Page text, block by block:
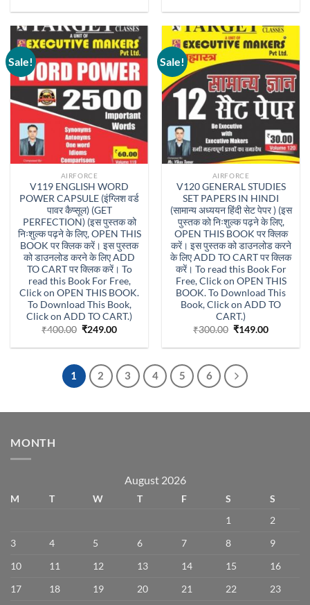
was:
is:
was:
is:
Sale!
AIRFORCE
V119 ENGLISH WORD
POWER CAPSULE (इंग्लिश वर्ड
पावर कैप्सूल) (GET
PERFECTION) (इस पुस्तक को
निःशुल्क पढ़ने के लिए, OPEN THIS
BOOK पर क्लिक करें। इस पुस्तक
को डाउनलोड करने के लिए ADD
TO CART पर क्लिक करें। To
read this Book For Free,
Click on OPEN THIS BOOK.
To Download This Book,
Click on ADD TO CART.)
₹400.00 Original
was:
₹249.00Current
is:
Sale!
AIRFORCE
V120 GENERAL STUDIES
SET PAPERS IN HINDI
(सामान्य अध्ययन हिंदी सेट पेपर ) (इस
पुस्तक को निःशुल्क पढ़ने के लिए,
OPEN THIS BOOK पर क्लिक
करें। इस पुस्तक को डाउनलोड करने
के लिए ADD TO CART पर क्लिक
करें। To read this Book For
Free, Click on OPEN THIS
BOOK. To Download This
Book, Click on ADD TO
CART.)
₹300.00 Original
was:
₹149.00Current
is:
1 2 3 4 5 6
MONTH
August 2026
M T W T F S
S
1
2
3
4 5 6 7 8
9
10
11 12 13 14 15
16
17
18 19 20 21 22
23